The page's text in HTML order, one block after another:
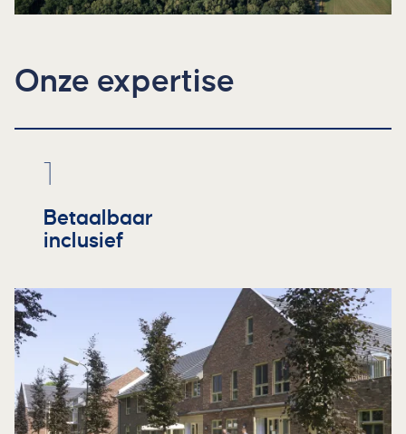
Onze expertise
Betaalbaar
inclusief